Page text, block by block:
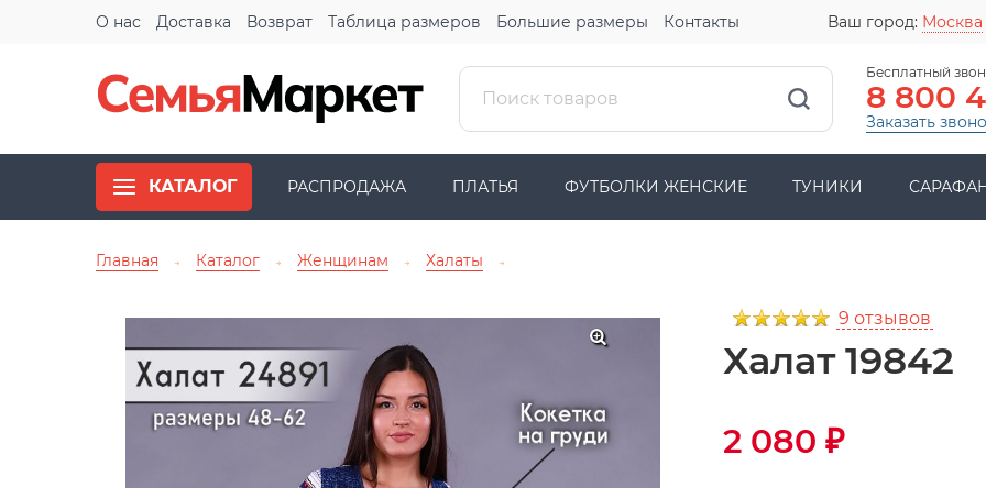
О нас Доставка Возврат Таблица размеров Большие размеры Контакты Ваш город: Москва
Бесплатный
8 800
Заказать
КАТАЛОГ РАСПРОДАЖА ПЛАТЬЯ ФУТБОЛКИ ЖЕНСКИЕ ТУНИКИ
Главная → Каталог → Женщинам → Халаты →
9 отзывов
Халат 19842
2 080 ₽